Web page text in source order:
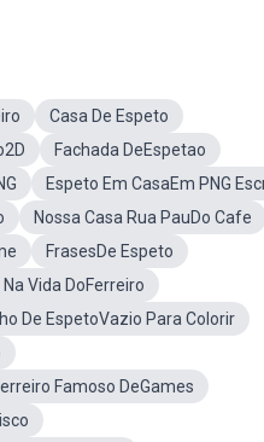
Casa De Espeto
Fachada DeEspetao
Espeto Em CasaEm PNG
Nossa Casa Rua PauDo Cafe
FrasesDe Espeto
Vida DoFerreiro
De EspetoVazio Para Colorir
Famoso DeGames